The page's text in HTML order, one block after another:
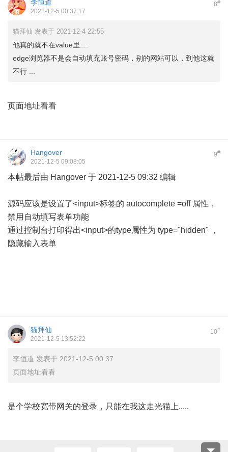
8#
李恒道
2021-12-5 00:37:17
猫拜仙 发表于 2021-12-4 22:55
他真的就不在value里....
edge浏览器不是会自动填充账号密码，别的网站可以，到他这就
不行 ...
页面地址看看
9#
Hangover
2021-12-5 09:08:05
本帖最后由 Hangover 于 2021-12-5 09:32 编辑
源码应该是设置了<input>标签的 autocomplete =off 属性，
禁用自动填写表单功能
通过控制台打印得出<input>的type属性为 type="hidden" ，
隐藏输入表单
10#
猫拜仙
2021-12-5 13:52:22
李恒道 发表于 2021-12-5 00:37
页面地址看看
是个学校宽带网关的登录，只能在我这走光猫上.....